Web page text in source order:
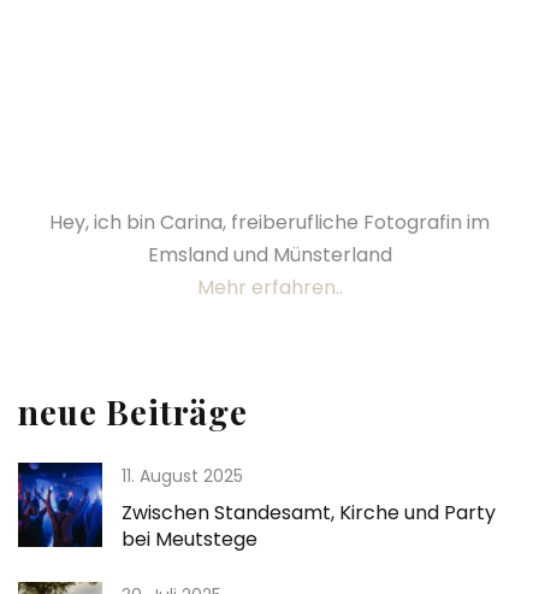
Hey, ich bin Carina, freiberufliche Fotografin im
Emsland und Münsterland
Mehr erfahren..
neue Beiträge
11. August 2025
Zwischen Standesamt, Kirche und Party
bei Meutstege